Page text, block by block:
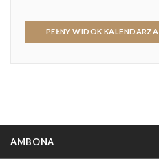
PEŁNY WIDOK KALENDARZA
AMBONA